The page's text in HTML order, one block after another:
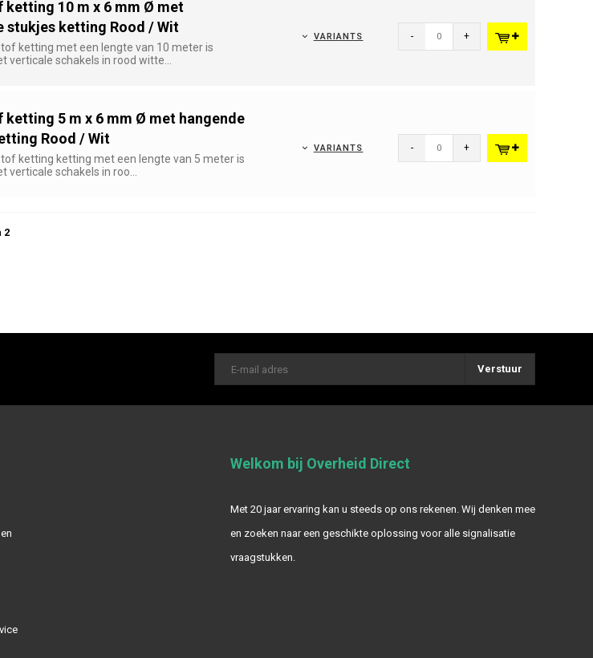
ketting 10 m x 6 mm Ø met
stukjes ketting Rood / Wit
ketting met een lengte van 10 meter is
verticale schakels in rood witte...
VARIANTS - +
ketting 5 m x 6 mm Ø met hangende
Rood / Wit
ketting ketting met een lengte van 5 meter is
verticale schakels in roo...
VARIANTS - +
2
Verstuur
Welkom bij Overheid Direct
Met 20 jaar ervaring kan u steeds op ons rekenen. Wij denken mee
en zoeken naar een geschikte oplossing voor alle signalisatie
vraagstukken.